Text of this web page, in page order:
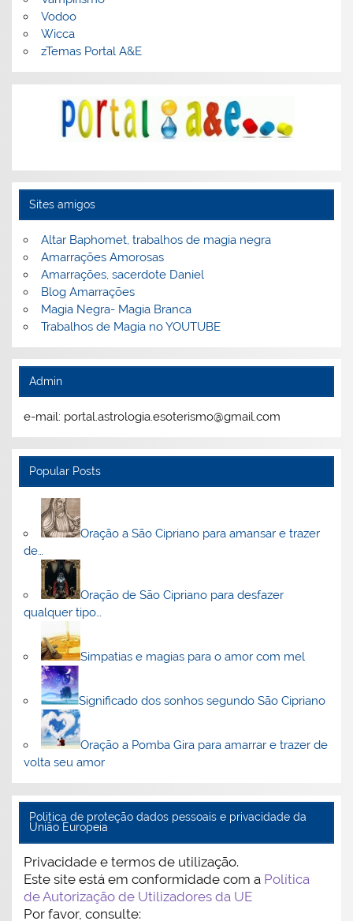
Vodoo
Wicca
zTemas Portal A&E
Sites amigos
Altar Baphomet, trabalhos de magia negra
Amarrações Amorosas
Amarrações, sacerdote Daniel
Blog Amarrações
Magia Negra- Magia Branca
Trabalhos de Magia no YOUTUBE
Admin
e-mail: portal.astrologia.esoterismo@gmail.com
Popular Posts
Oração a São Cipriano para amansar e trazer
de…
Oração de São Cipriano para desfazer
qualquer tipo…
Simpatias e magias para o amor com mel
Significado dos sonhos segundo São Cipriano
Oração a Pomba Gira para amarrar e trazer de
volta seu amor
Politica de proteção dados pessoais e privacidade da
União Europeia
Privacidade e termos de utilização.
Este site está em conformidade com a Política
de Autorização de Utilizadores da UE
Por favor, consulte: